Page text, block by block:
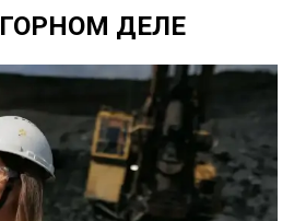
ГОРНОМ ДЕЛЕ